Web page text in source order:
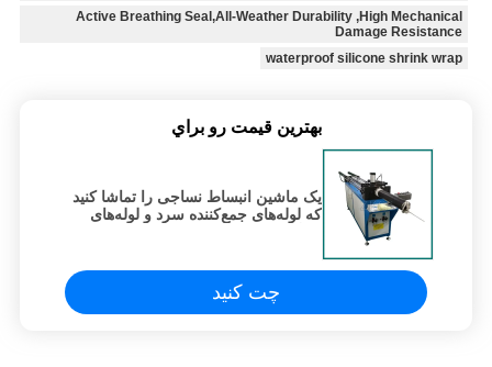
Active Breathing Seal,All-Weather Durability ,High Mechanical
Damage Resistance
waterproof silicone shrink wrap
بهترين قيمت رو براي
یک ماشین انبساط نساجی را تماشا کنید
که لوله‌های جمع‌کننده سرد و لوله‌های
چت کنید